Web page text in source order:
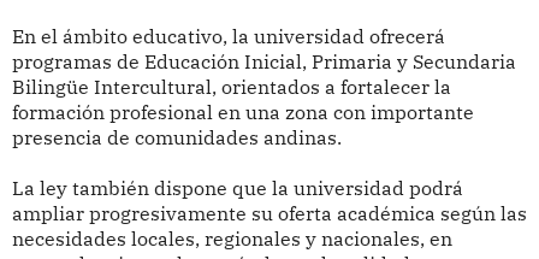
En el ámbito educativo, la universidad ofrecerá
programas de Educación Inicial, Primaria y Secundaria
Bilingüe Intercultural, orientados a fortalecer la
formación profesional en una zona con importante
presencia de comunidades andinas.
La ley también dispone que la universidad podrá
ampliar progresivamente su oferta académica según las
necesidades locales, regionales y nacionales, en